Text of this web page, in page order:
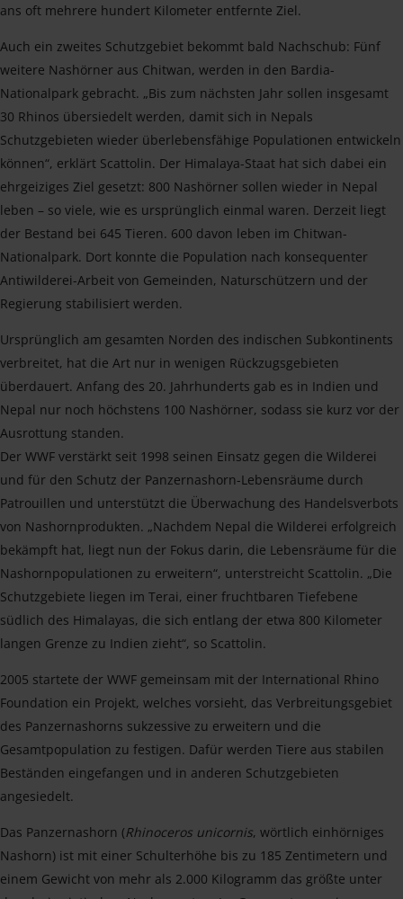
ans oft mehrere hundert Kilometer entfernte Ziel.
Auch ein zweites Schutzgebiet bekommt bald Nachschub: Fünf
weitere Nashörner aus Chitwan, werden in den Bardia-
Nationalpark gebracht. „Bis zum nächsten Jahr sollen insgesamt
30 Rhinos übersiedelt werden, damit sich in Nepals
Schutzgebieten wieder überlebensfähige Populationen entwickeln
können“, erklärt Scattolin. Der Himalaya-Staat hat sich dabei ein
ehrgeiziges Ziel gesetzt: 800 Nashörner sollen wieder in Nepal
leben – so viele, wie es ursprünglich einmal waren. Derzeit liegt
der Bestand bei 645 Tieren. 600 davon leben im Chitwan-
Nationalpark. Dort konnte die Population nach konsequenter
Antiwilderei-Arbeit von Gemeinden, Naturschützern und der
Regierung stabilisiert werden.
Ursprünglich am gesamten Norden des indischen Subkontinents
verbreitet, hat die Art nur in wenigen Rückzugsgebieten
überdauert. Anfang des 20. Jahrhunderts gab es in Indien und
Nepal nur noch höchstens 100 Nashörner, sodass sie kurz vor der
Ausrottung standen.
Der WWF verstärkt seit 1998 seinen Einsatz gegen die Wilderei
und für den Schutz der Panzernashorn-Lebensräume durch
Patrouillen und unterstützt die Überwachung des Handelsverbots
von Nashornprodukten. „Nachdem Nepal die Wilderei erfolgreich
bekämpft hat, liegt nun der Fokus darin, die Lebensräume für die
Nashornpopulationen zu erweitern“, unterstreicht Scattolin. „Die
Schutzgebiete liegen im Terai, einer fruchtbaren Tiefebene
südlich des Himalayas, die sich entlang der etwa 800 Kilometer
langen Grenze zu Indien zieht“, so Scattolin.
2005 startete der WWF gemeinsam mit der International Rhino
Foundation ein Projekt, welches vorsieht, das Verbreitungsgebiet
des Panzernashorns sukzessive zu erweitern und die
Gesamtpopulation zu festigen. Dafür werden Tiere aus stabilen
Beständen eingefangen und in anderen Schutzgebieten
angesiedelt.
Das Panzernashorn (Rhinoceros unicornis, wörtlich einhörniges
Nashorn) ist mit einer Schulterhöhe bis zu 185 Zentimetern und
einem Gewicht von mehr als 2.000 Kilogramm das größte unter